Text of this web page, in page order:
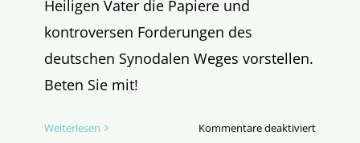
Heiligen Vater die Papiere und
kontroversen Forderungen des
deutschen Synodalen Weges vorstellen.
Beten Sie mit!
Weiterlesen Kommentare deaktiviertfür